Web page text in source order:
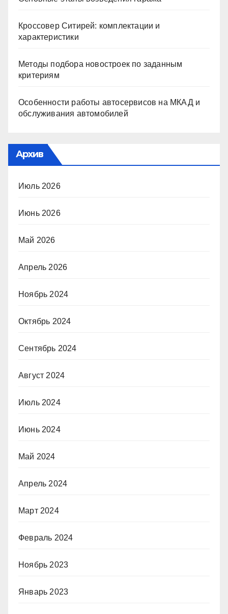
Кроссовер Ситирей: комплектации и
характеристики
Методы подбора новостроек по заданным
критериям
Особенности работы автосервисов на МКАД и
обслуживания автомобилей
Архив
Июль 2026
Июнь 2026
Май 2026
Апрель 2026
Ноябрь 2024
Октябрь 2024
Сентябрь 2024
Август 2024
Июль 2024
Июнь 2024
Май 2024
Апрель 2024
Март 2024
Февраль 2024
Ноябрь 2023
Январь 2023